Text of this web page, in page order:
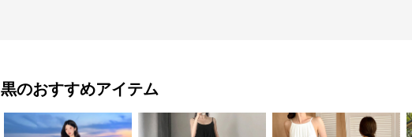
黒のおすすめアイテム